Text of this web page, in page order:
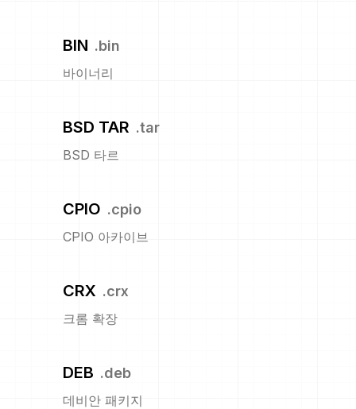
BIN .bin
바이너리
BSD TAR .tar
BSD 타르
CPIO .cpio
CPIO 아카이브
CRX .crx
크롬 확장
DEB .deb
데비안 패키지